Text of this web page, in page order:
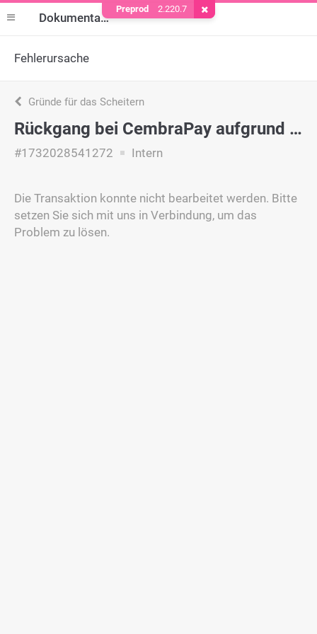
Dokumentation
Fehlerursache
Gründe für das Scheitern
Rückgang bei CembraPay aufgrund der internen Politik.
#1732028541272 Intern
Die Transaktion konnte nicht bearbeitet werden. Bitte
setzen Sie sich mit uns in Verbindung, um das
Problem zu lösen.
Preprod 2.220.7 Cookie entfernen